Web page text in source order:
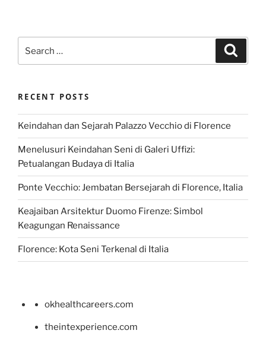
for:
RECENT POSTS
Keindahan dan Sejarah Palazzo Vecchio di Florence
Menelusuri Keindahan Seni di Galeri Uffizi:
Petualangan Budaya di Italia
Ponte Vecchio: Jembatan Bersejarah di Florence, Italia
Keajaiban Arsitektur Duomo Firenze: Simbol
Keagungan Renaissance
Florence: Kota Seni Terkenal di Italia
okhealthcareers.com
theintexperience.com